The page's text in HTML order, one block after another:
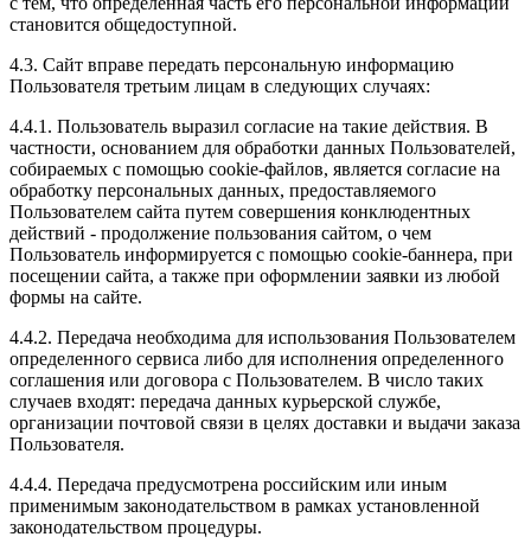
становится общедоступной.
4.3. Сайт вправе передать персональную информацию
Пользователя третьим лицам в следующих случаях:
4.4.1. Пользователь выразил согласие на такие действия. В
частности, основанием для обработки данных Пользователей,
собираемых с помощью cookie-файлов, является согласие на
обработку персональных данных, предоставляемого
Пользователем сайта путем совершения конклюдентных
действий - продолжение пользования сайтом, о чем
Пользователь информируется с помощью cookie-баннера, при
посещении сайта, а также при оформлении заявки из любой
формы на сайте.
4.4.2. Передача необходима для использования Пользователем
определенного сервиса либо для исполнения определенного
соглашения или договора с Пользователем. В число таких
случаев входят: передача данных курьерской службе,
организации почтовой связи в целях доставки и выдачи заказа
Пользователя.
4.4.4. Передача предусмотрена российским или иным
применимым законодательством в рамках установленной
законодательством процедуры.